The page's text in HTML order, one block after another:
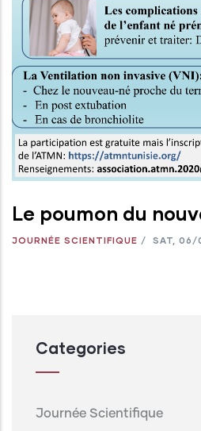
Le poumon du
JOURNÉE SCIENTIFIQUE / SAT,
Categories
Journée Scientifique